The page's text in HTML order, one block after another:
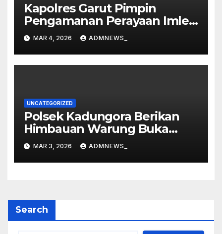
Kapolres Garut Pimpin
Pengamanan Perayaan Imlek
dan Malam Cap Go Meh
2577/2026 di Vihara Dharma
Loka
MAR 4, 2026 ADMNEWS_
UNCATEGORIZED
Polsek Kadungora Berikan
Himbauan Warung Buka
Siang Hari
MAR 3, 2026 ADMNEWS_
Search